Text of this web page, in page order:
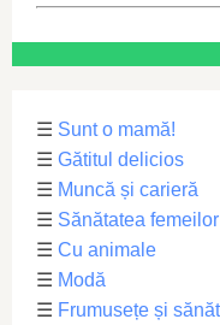
☰ Sunt o mamă!
☰ Gătitul delicios
☰ Muncă și carieră
☰ Sănătatea femeilor
☰ Cu animale
☰ Modă
☰ Frumusețe și